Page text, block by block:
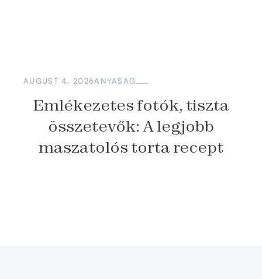
AUGUST 4, 2026ANYASÁG
Emlékezetes fotók, tiszta
összetevők: A legjobb
maszatolós torta recept